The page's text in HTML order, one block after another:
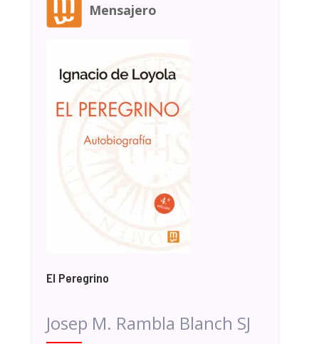
Mensajero
El Peregrino
Josep M. Rambla Blanch SJ